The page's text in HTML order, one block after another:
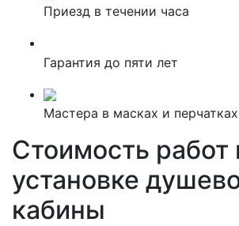
Приезд в течении часа
Гарантия до пяти лет
Мастера в масках и перчатках
Стоимость работ
установке
кабины